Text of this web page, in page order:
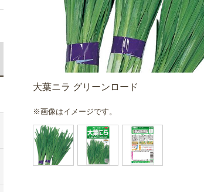
大葉ニラ グリーンロード
※画像はイメージです。